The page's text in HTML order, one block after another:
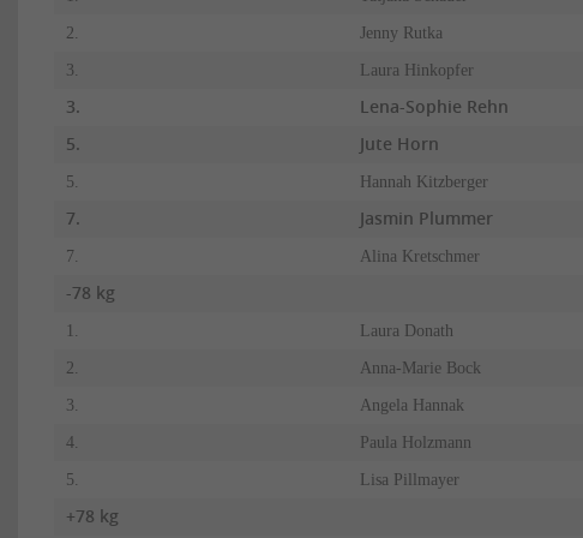
2. Jenny Rutka
3. Laura Hinkopfer
3. Lena-Sophie Rehn
5.
Jute Horn
5. Hannah Kitzberger
7. Jasmin Plummer
7. Alina Kretschmer
-78 kg
1. Laura Donath
2. Anna-Marie Bock
3. Angela Hannak
4. Paula Holzmann
5. Lisa Pillmayer
+78 kg